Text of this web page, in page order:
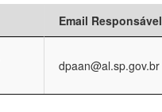
Email Responsável
dpaan@al.sp.gov.br